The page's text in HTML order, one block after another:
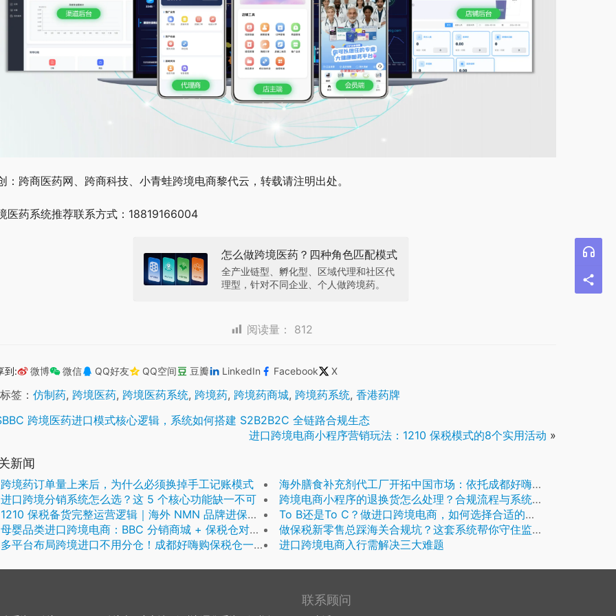
：跨商医药网、跨商科技、小青蛙跨境电商黎代云，转载请注明出处。
医药系统推荐联系方式：18819166004
怎么做跨境医药？四种角色匹配模式
全产业链型、孵化型、区域代理和社区代
理型，针对不同企业、个人做跨境药。
阅读量： 812
到: 微博 微信 QQ好友 QQ空间 豆瓣 LinkedIn Facebook X
签： 仿制药, 跨境医药, 跨境医药系统, 跨境药, 跨境药商城, 跨境药系统, 香港药牌
跨境医药进口模式核心逻辑，系统如何搭建 S2B2B2C 全链路合规生态
进口跨境电商小程序营销玩法：1210 保税模式的8个实用活动 »
新闻
跨境药订单量上来后，为什么必须换掉手工记账模式
海外膳食补充剂代工厂开拓中国市场：依托成都好嗨购保税仓搭建稳定分销渠道
进口跨境分销系统怎么选？这 5 个核心功能缺一不可
跨境电商小程序的退换货怎么处理？合规流程与系统实现
1210 保税备货完整运营逻辑｜海外 NMN 品牌进保税仓全流程拆解
To B还是To C？做进口跨境电商，如何选择合适的业务模式？
母婴品类进口跨境电商：BBC 分销商城 + 保税仓对接方案
做保税新零售总踩海关合规坑？这套系统帮你守住监管红线
多平台布局跨境进口不用分仓！成都好嗨购保税仓一仓履约全公域平台，降低仓储分摊成本
进口跨境电商入行需解决三大难题
联系顾问